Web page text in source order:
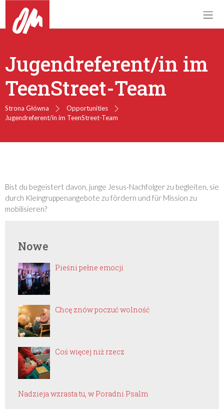
Jugendreferent/in im
TeenStreet-Team
Strona Główna
Opportunities
Jugendreferent/in im TeenStreet-Team
Bist du begeistert davon, junge Jesus-Nachfolger zu begleiten, sie
durch Kleingruppenangebote zu fördern und für Mission zu
mobilisieren?
Nowe
Pieśni pełne emocji
Chcę znów poczuć wolność
Coś więcej niż rzecz
Nadzieja wzrasta tu, w Poradni Psalm